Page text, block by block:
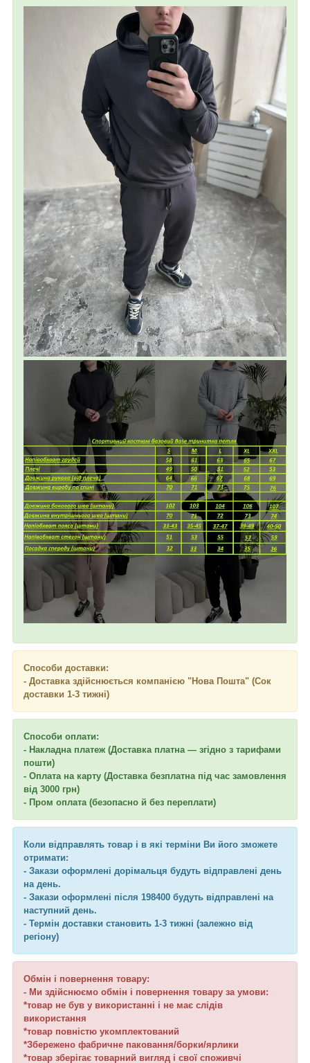
Способи доставки:
- Доставка здійснюється компанією "Нова Пошта" (Сок
доставки 1-3 тижні)
Способи оплати:
- Накладна платеж (Доставка платна — згідно з тарифами
пошти)
- Оплата на карту (Доставка безплатна під час замовлення
від 3000 грн)
- Пром оплата (безопасно й без переплати)
Коли відправлять товар і в які терміни Ви його зможете
отримати:
- Закази оформлені дорімальця будуть відправлені день
на день.
- Закази оформлені після 198400 будуть відправлені на
наступний день.
- Термін доставки становить 1-3 тижні (залежно від
регіону)
Обмін і повернення товару:
- Ми здійснюємо обмін і повернення товару за умови:
*товар не був у використанні і не має слідів
використання
*товар повністю укомплектований
*Збережено фабричне паковання/борки/ярлики
*товар зберігає товарний вигляд і свої споживчі